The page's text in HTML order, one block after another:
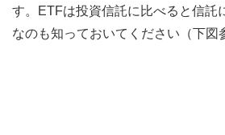
す。ETFは投資信託に比べると信託
なのも知っておいてください（下図